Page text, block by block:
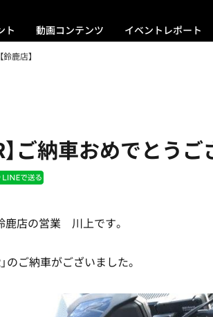
ト 動画コンテンツ イベントレポート
鹿店】
】ご納車おめでとうご
鹿店の営業 川上です。
のご納車がございました。